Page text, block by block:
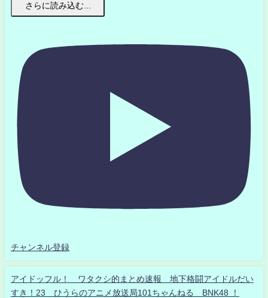
さらに読み込む...
チャンネル登録
アイドッフル！ ワタクシ的まとめ速報 地下格闘アイドルだい
すき！23 ひうらのアニメ放送局101ちゃんねる BNK48 ！